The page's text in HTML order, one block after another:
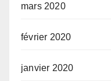
mars 2020
février 2020
janvier 2020